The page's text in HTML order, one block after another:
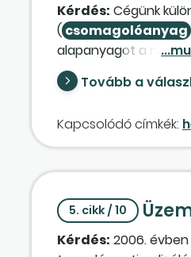
Kérdés: Cégünk
( csomagolóanyag
alapanyagot a
cégünk által kért
logóját és egyéb
értékkel nem
Tovább a
Kapcsolódó címkék:
5. cikk / 10
Kérdés: 2006.